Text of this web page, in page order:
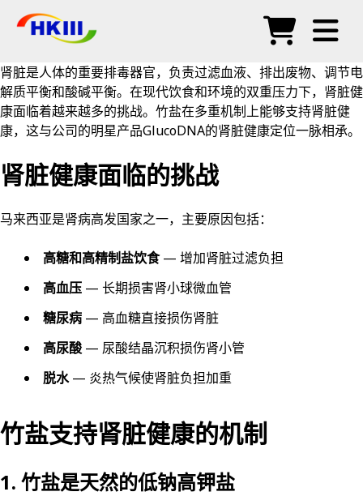
常见问题
博客
授权代理
商店
肾脏是人体的重要排毒器官，负责过滤血液、排出废物、调节电
解质平衡和酸碱平衡。在现代饮食和环境的双重压力下，肾脏健
康面临着越来越多的挑战。竹盐在多重机制上能够支持肾脏健
康，这与公司的明星产品GlucoDNA的肾脏健康定位一脉相承。
肾脏健康面临的挑战
马来西亚是肾病高发国家之一，主要原因包括：
高糖和高精制盐饮食— 增加肾脏过滤负担
高血压 — 长期损害肾小球微血管
糖尿病 — 高血糖直接损伤肾脏
高尿酸 — 尿酸结晶沉积损伤肾小管
脱水— 炎热气候使肾脏负担加重
竹盐支持肾脏健康的机制
1. 竹盐是天然的低钠高钾盐